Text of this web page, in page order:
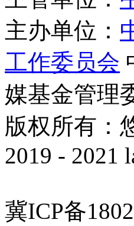
主办单位：
工作委员会
媒基金管理
版权所有：
2019 - 2021
冀ICP备